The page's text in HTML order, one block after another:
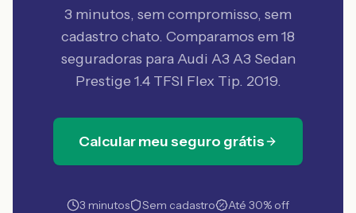
3 minutos, sem compromisso, sem
cadastro chato. Comparamos em 18
seguradoras para Audi A3 A3 Sedan
Prestige 1.4 TFSI Flex Tip. 2019.
Calcular meu seguro grátis
3 minutos Sem cadastro Até 30% off